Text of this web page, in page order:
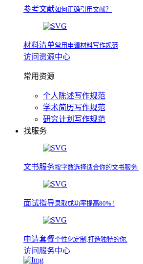
参考文献如何正确引用文献？
材料清单常用申请材料写作规范
访问资源中心
常用资源
个人陈述写作规范
学术简历写作规范
研究计划写作规范
找服务
文书服务按字数选择适合你的文书服务.
面试指导录取成功率提高80% !
申请套餐个性化定制,打造独特的你.
访问服务中心